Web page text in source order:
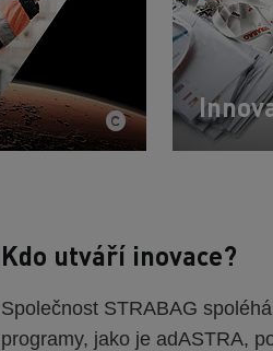
Kdo utváří inovace?
Společnost STRABAG
programy, jako je adASTRA,